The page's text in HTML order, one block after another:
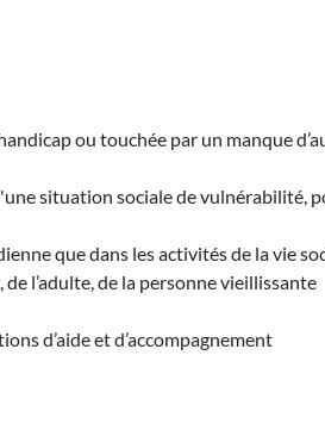
ou touchée par un manque
situation sociale de vulnérabilité,
que dans les activités de la vie
l’adulte, de la personne vieillissante
d’aide et d’accompagnement